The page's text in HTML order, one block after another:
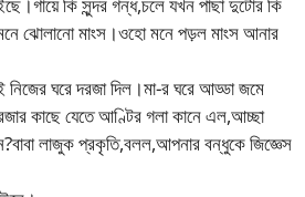
ঝোলানো মাংস।ওহো মনে পড়ল মাংস আনার
নিজের ঘরে দরজা দিল।মা-র ঘরে আড্ডা জমে
কাছে যেতে আণ্টির গলা কানে এল,আচ্ছা
লাজুক প্রকৃতি,বলল,আপনার বন্ধুকে জিজ্ঞেস